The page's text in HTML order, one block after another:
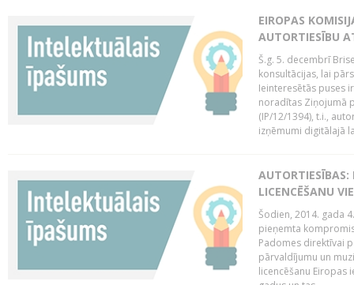
EIROPAS
AUTORTIESĪBU
Š.g. 5. decembrī
konsultācijas, lai
Ieinteresētās puses
noradītas Ziņojumā
(IP/12/1394), t.i.,
izņēmumi digitālajā
AUTORTIESĪBAS:
LICENCĒŠANU
Šodien, 2014. gada
pieņemta
Padomes direktīvai
pārvaldījumu un
licencēšanu Eiropas